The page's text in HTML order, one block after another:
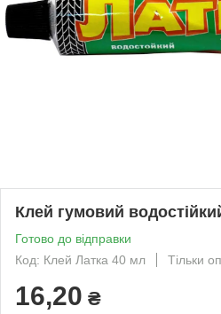
Клей гумовий
Готово до відправки
Код: Клей Латка 40 мл
Тільки
16,20 ₴